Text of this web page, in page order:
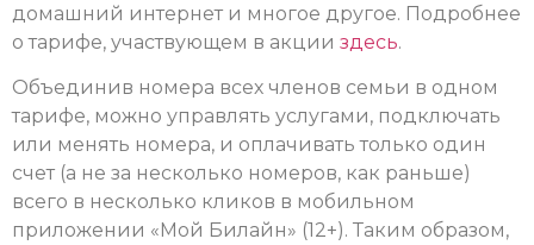
домашний интернет и многое другое. Подробнее
о тарифе, участвующем в акции здесь.
Объединив номера всех членов семьи в одном
тарифе, можно управлять услугами, подключать
или менять номера, и оплачивать только один
счет (а не за несколько номеров, как раньше)
всего в несколько кликов в мобильном
приложении «Мой Билайн» (12+). Таким образом,